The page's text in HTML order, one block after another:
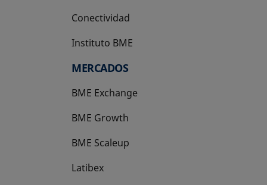
Conectividad
Instituto BME
se abre en una pestaña nueva
MERCADOS
BME Exchange
BME Growth
se abre en una pestaña nueva
BME Scaleup
se abre en una pestaña nueva
Latibex
se abre en una pestaña nueva